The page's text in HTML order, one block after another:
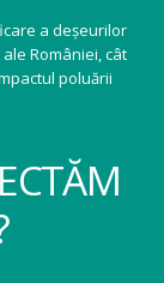
a deșeurilor
României, cât
poluării